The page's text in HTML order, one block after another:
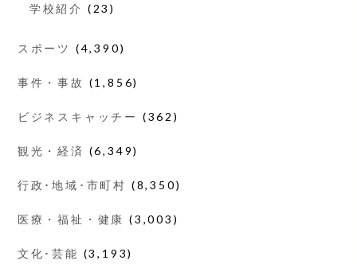
学校紹介 (23)
スポーツ (4,390)
事件・事故 (1,856)
ビジネスキャッチー (362)
観光・経済 (6,349)
行政･地域･市町村 (8,350)
医療・福祉・健康 (3,003)
文化･芸能 (3,193)